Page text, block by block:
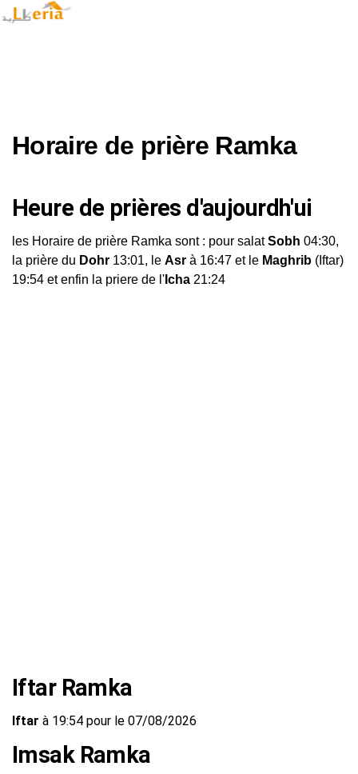
Horaire de prière Ramka
Heure de prières d'aujourdh'ui
les Horaire de prière Ramka sont : pour salatSobh 04:30,
la prière du Dohr 13:01, le Asr à 16:47 et le Maghrib (Iftar)
19:54 et enfin la priere de l' Icha 21:24
Iftar Ramka
Iftar à 19:54 pour le 07/08/2026
Imsak Ramka